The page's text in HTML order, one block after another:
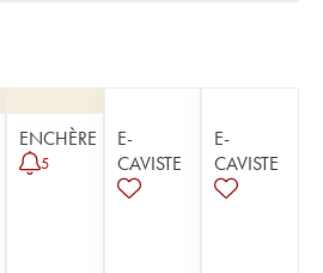
ENCHÈRE
5
E-
CAVISTE
E-
CAVISTE